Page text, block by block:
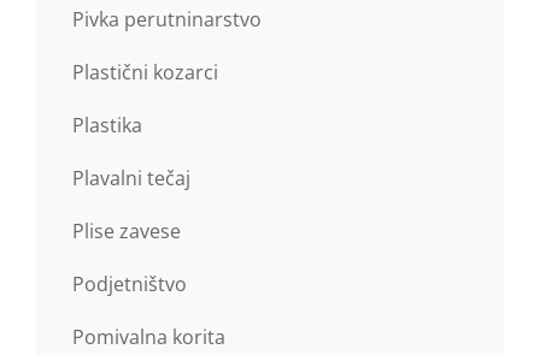
Pivka perutninarstvo
Plastični kozarci
Plastika
Plavalni tečaj
Plise zavese
Podjetništvo
Pomivalna korita